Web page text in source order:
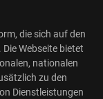
die sich auf den
Webseite bietet
nationalen
zu den
Dienstleistungen